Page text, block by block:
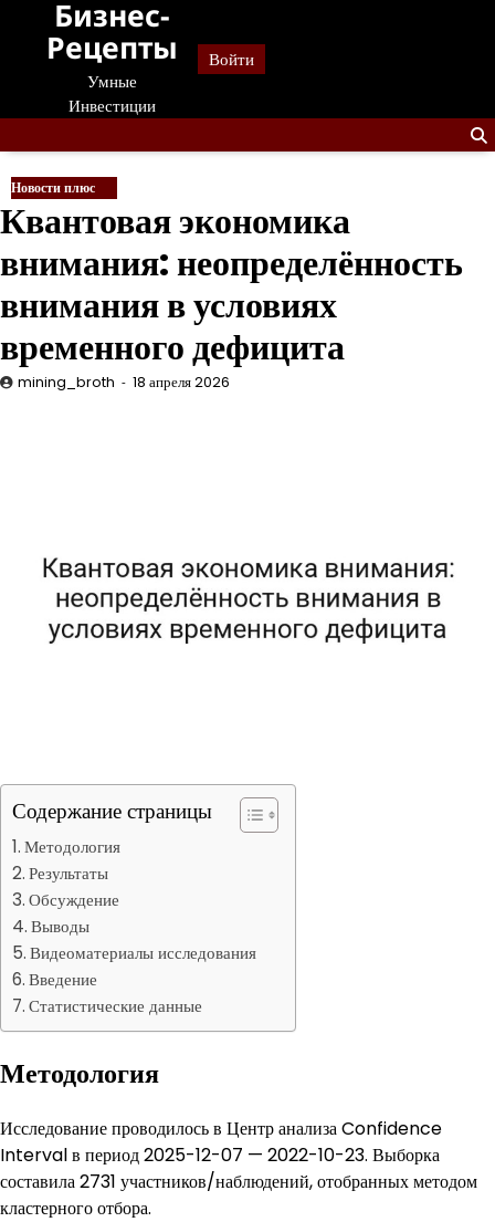
Перейти
содержанию
Бизнес-
Рецепты
Умные
Инвестиции
Войти
Новости плюс
Квантовая экономика
внимания: неопределённость
внимания в условиях
временного дефицита
mining_broth 18 апреля 2026
Содержание страницы
Методология
Результаты
Обсуждение
Выводы
Видеоматериалы исследования
Введение
Статистические данные
Методология
Исследование проводилось в Центр анализа Confidence
Interval в период 2025-12-07 — 2022-10-23. Выборка
составила 2731 участников/наблюдений, отобранных методом
кластерного отбора.